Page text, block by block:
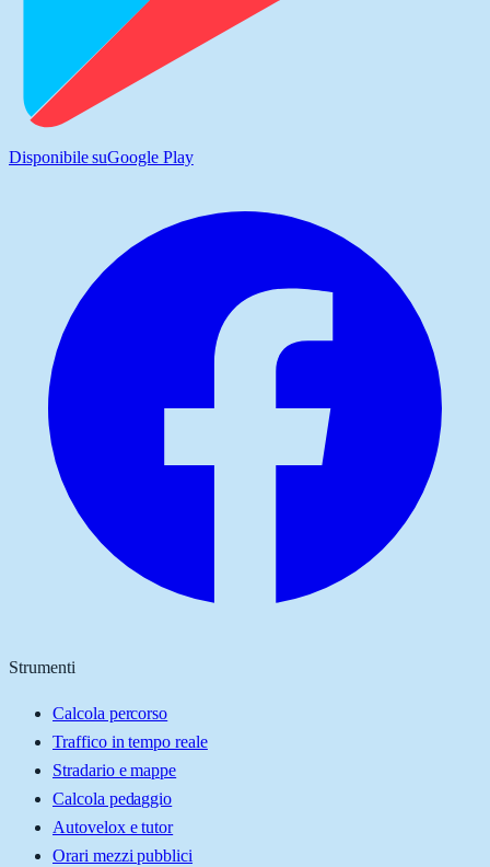
Disponibile suGoogle Play
Strumenti
Calcola percorso
Traffico in tempo reale
Stradario e mappe
Calcola pedaggio
Autovelox e tutor
Orari mezzi pubblici